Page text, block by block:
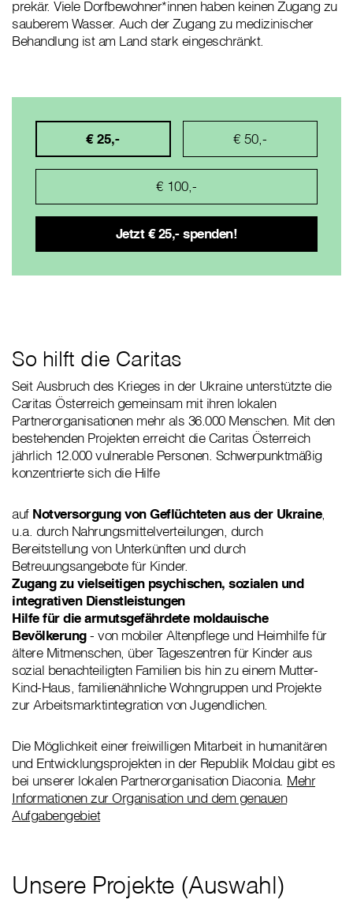
prekär. Viele Dorfbewohner*innen haben keinen Zugang zu
sauberem Wasser. Auch der Zugang zu medizinischer
Behandlung ist am Land stark eingeschränkt.
€ 25,- € 50,-
€ 100,-
So hilft die Caritas
Seit Ausbruch des Krieges in der Ukraine unterstützte die
Caritas Österreich gemeinsam mit ihren lokalen
Partnerorganisationen mehr als 36.000 Menschen. Mit den
bestehenden Projekten erreicht die Caritas Österreich
jährlich 12.000 vulnerable Personen. Schwerpunktmäßig
konzentrierte sich die Hilfe
auf Notversorgung von Geflüchteten aus der Ukraine,
u.a. durch Nahrungsmittelverteilungen, durch
Bereitstellung von Unterkünften und durch
Betreuungsangebote für Kinder.
Zugang zu vielseitigen psychischen, sozialen und
integrativen Dienstleistungen
Hilfe für die armutsgefährdete moldauische
Bevölkerung- von mobiler Altenpflege und Heimhilfe für
ältere Mitmenschen, über Tageszentren für Kinder aus
sozial benachteiligten Familien bis hin zu einem Mutter-
Kind-Haus, familienähnliche Wohngruppen und Projekte
zur Arbeitsmarktintegration von Jugendlichen.
Die Möglichkeit einer freiwilligen Mitarbeit in humanitären
und Entwicklungsprojekten in der Republik Moldau gibt es
bei unserer lokalen Partnerorganisation Diaconia. Mehr
Informationen zur Organisation und dem genauen
Aufgabengebiet
Unsere Projekte (Auswahl)